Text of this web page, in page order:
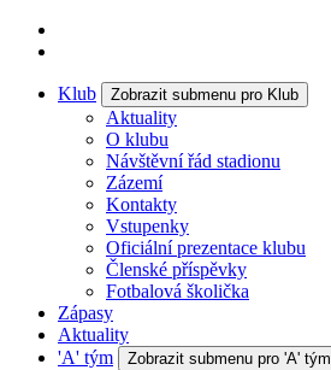
Klub Zobrazit submenu pro Klub
Aktuality
O klubu
Návštěvní řád stadionu
Zázemí
Kontakty
Vstupenky
Oficiální prezentace klubu
Členské příspěvky
Fotbalová školička
Zápasy
Aktuality
'A' tým
Zobrazit submenu pro 'A' tým